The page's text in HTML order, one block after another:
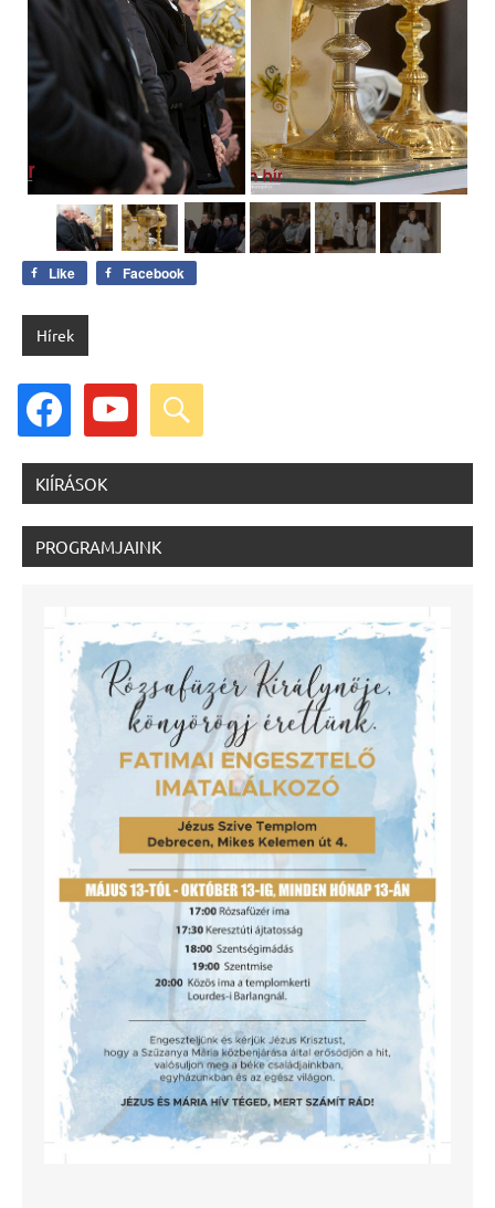
Like Facebook
Hírek
facebook youtube search
KIÍRÁSOK
PROGRAMJAINK